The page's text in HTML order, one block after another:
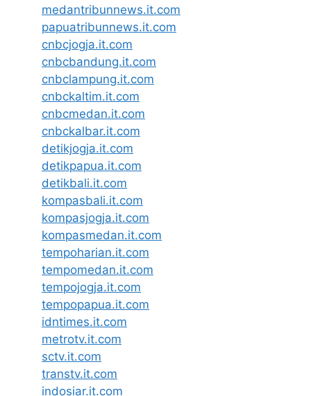
medantribunnews.it.com
papuatribunnews.it.com
cnbcjogja.it.com
cnbcbandung.it.com
cnbclampung.it.com
cnbckaltim.it.com
cnbcmedan.it.com
cnbckalbar.it.com
detikjogja.it.com
detikpapua.it.com
detikbali.it.com
kompasbali.it.com
kompasjogja.it.com
kompasmedan.it.com
tempoharian.it.com
tempomedan.it.com
tempojogja.it.com
tempopapua.it.com
idntimes.it.com
metrotv.it.com
sctv.it.com
transtv.it.com
indosiar.it.com